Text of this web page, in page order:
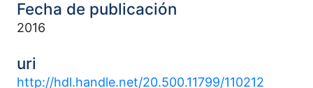
Fecha de publicación
2016
uri
http://hdl.handle.net/20.500.11799/110212